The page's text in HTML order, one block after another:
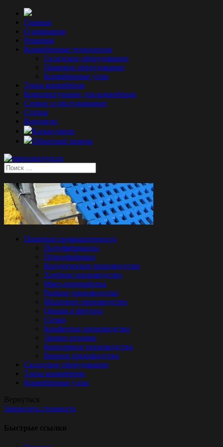
Главная
О компании
Решения
Конвейерные технологии
Складское оборудование
Пищевое оборудование
Конвейерные узлы
Типы конвейеров
Комплектующие для конвейеров
Сервис и обслуживание
Статьи
Контакты
Калькулятор
Обратный звонок
Пищевая промышленность
Полуфабрикаты
Птицефабрики
Кондитерское производство
Хлебное производство
Мясо-переработка
Рыбное производство
Молочное производство
Овощи и фрукты
Снэки
Конфетное производство
Линии розлива
Консервное производство
Винное производство
Складское оборудование
Типы конвейеров
Конвейерные узлы
Вернуться
Запросить стоимость
Быстрые ссылки